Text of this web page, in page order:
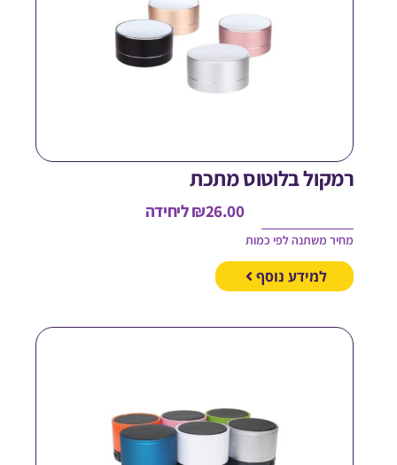
בלוטוס מתכת
₪ליחידה
משתנה לפי כמות
למידע נוסף